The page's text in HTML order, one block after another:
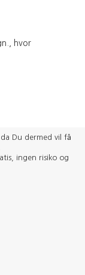
hvor
Du dermed vil få
ingen risiko og